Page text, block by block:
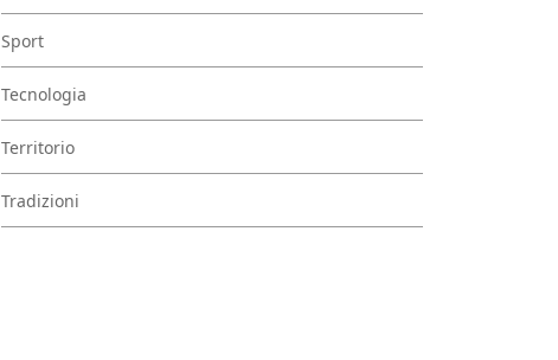
Sport
Tecnologia
Territorio
Tradizioni